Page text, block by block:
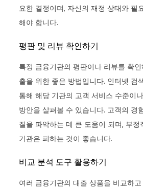
요한 결정이며, 자신의 재정 상태와 필
해야 합니다.
평판 및 리뷰 확인하기
특정 금융기관의 평판이나 리뷰를 확
출을 위한 좋은 방법입니다. 인터넷 검
통해 해당 기관의 고객 서비스 수준이
방안을 살펴볼 수 있습니다. 고객의 경
질을 파악하는 데 큰 도움이 되며, 부정
기관은 피하는 것이 좋습니다.
비교 분석 도구 활용하기
여러 금융기관의 대출 상품을 비교하